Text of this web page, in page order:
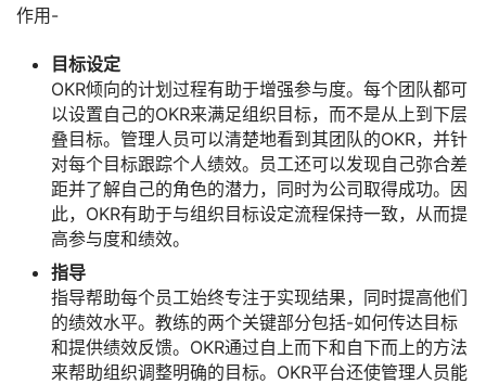
作用-
目标设定
OKR倾向的计划过程有助于增强参与度。每个团队都可
以设置自己的OKR来满足组织目标，而不是从上到下层
叠目标。管理人员可以清楚地看到其团队的OKR，并针
对每个目标跟踪个人绩效。员工还可以发现自己弥合差
距并了解自己的角色的潜力，同时为公司取得成功。因
此，OKR有助于与组织目标设定流程保持一致，从而提
高参与度和绩效。
指导
指导帮助每个员工始终专注于实现结果，同时提高他们
的绩效水平。教练的两个关键部分包括-如何传达目标
和提供绩效反馈。OKR通过自上而下和自下而上的方法
来帮助组织调整明确的目标。OKR平台还使管理人员能